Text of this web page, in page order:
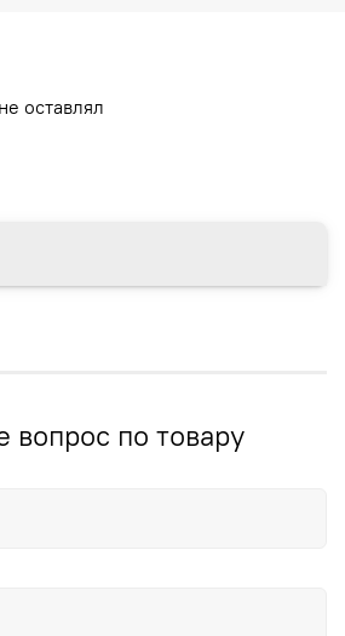
оставлял
вопрос по товару